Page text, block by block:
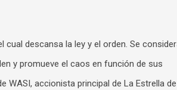
descansa la ley y el orden. Se
y promueve el caos en función de sus
WASI, accionista principal de La Estrella de